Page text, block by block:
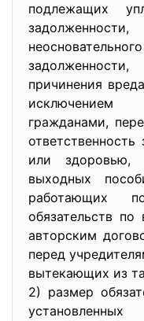
подлежащих
причинения
гражданами,
или здоровью,
выходных
работающих
обязательств по
авторским
перед
вытекающих из
2) размер